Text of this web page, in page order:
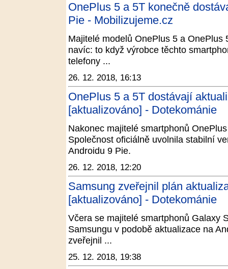
OnePlus 5 a 5T konečně
Pie - Mobilizujeme.cz
Majitelé modelů OnePlus 5 a
navíc: to když výrobce těchto
telefony ...
26. 12. 2018, 16:13
OnePlus 5 a 5T dostávají
[aktualizováno] - Dotekománie
Nakonec majitelé smartphonů
Společnost oficiálně uvolnila stabilní
Androidu 9 Pie.
26. 12. 2018, 12:20
Samsung zveřejnil plán
[aktualizováno] - Dotekománie
Včera se majitelé smartphonů Galaxy
Samsungu v podobě aktualizace na
zveřejnil ...
25. 12. 2018, 19:38